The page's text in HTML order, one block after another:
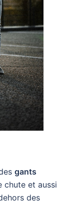
gants
chute et aussi
des